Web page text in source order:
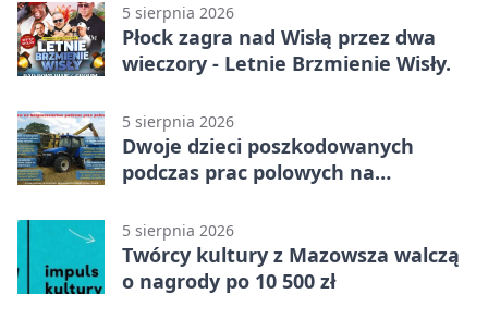
5 sierpnia 2026
Płock zagra nad Wisłą przez dwa
wieczory - Letnie Brzmienie Wisły.
5 sierpnia 2026
Dwoje dzieci poszkodowanych
podczas prac polowych na
5 sierpnia 2026
Twórcy kultury z Mazowsza walczą
o nagrody po 10 500 zł